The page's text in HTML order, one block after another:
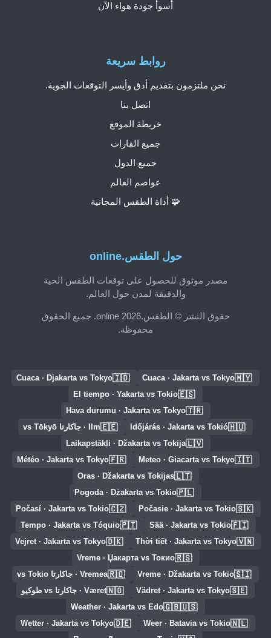
حول الطقس.online
مصدر موثوق للحصول على توقعات الطقس الحية
والدقيقة لمدن حول العالم.
حقوق النشر © الطقس.online 2026. جميع الحقوق
محفوظة.
روابط سريعة
نحن ملتزمون بتقديم أدق وأيسر التوقعات الجوية.
اتصل بنا
خريطة الموقع
جميع القارات
جميع الدول
عواصم العالم
🧩 أداة الطقس المجانية
أسوأ جودة هواء الآن
🇲🇾
Cuaca · Jakarta vs Tokyo
🇮🇩
Cuaca · Djakarta vs Tokyo
🇪🇸
El tiempo · Yakarta vs Tokio
🇹🇷
Hava durumu · Jakarta vs Tokyo
🇭🇺
Időjárás · Jakarta vs Tokió
🇪🇪Ilm · جاكارتا vs Tōkyō
🇱🇻
Laikapstākļi · Džakarta vs Tokija
🇮🇹
Meteo · Giacarta vs Tokyo
🇫🇷
Météo · Jakarta vs Tokyo
🇱🇹
Oras · Džakarta vs Tokijas
🇵🇱
Pogoda · Dżakarta vs Tokio
🇸🇰
Počasie · Jakarta vs Tokio
🇨🇿
Počasí · Jakarta vs Tokio
🇫🇮
Sää · Jakarta vs Tokio
🇵🇹
Tempo · Jakarta vs Tóquio
🇻🇳
Thời tiết · Jakarta vs Tokyo
🇩🇰
Vejret · Jakarta vs Tokyo
🇷🇸
Vreme · Џакарта vs Токио
🇸🇮
Vreme · Džakarta vs Tokio
🇷🇴Vremea · جاكارتا vs Tokio
🇸🇪
Vädret · Jakarta vs Tokyo
🇳🇴Været · جاكارتا vs طوكيو
🇬🇧🇺🇸
Weather · Jakarta vs Edo
🇳🇱
Weer · Batavia vs Tokio
🇩🇪
Wetter · Jakarta vs Tokyo